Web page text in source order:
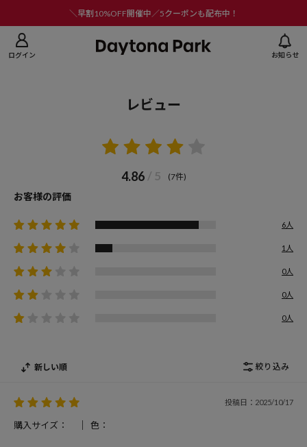
＼早割10%OFF開催中／5クーポンも配布中！
ログイン お知らせ
レビュー
4.86 / 5 (7件)
お客様の評価
6人
1人
0人
0人
0人
新しい順 絞り込み
投稿日：2025/10/17
購入サイズ： 色：